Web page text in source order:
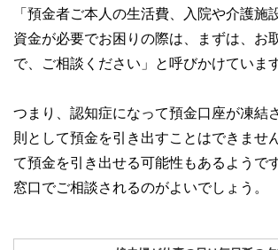
「預金者ご本人の生活費、入院や介護施
資金が必要でお困りの際は、まずは、お
で、ご相談ください」と呼びかけていま
つまり、認知症になって預金口座が凍結
則として預金を引き出すことはできませ
て預金を引き出せる可能性もあるようで
窓口でご相談されるのがよいでしょう。